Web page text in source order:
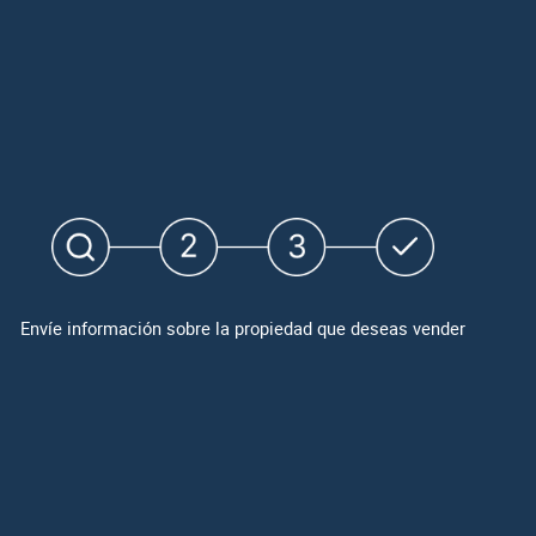
Envíe información sobre la propiedad que deseas vender